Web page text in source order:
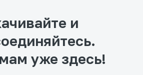
и
уже здесь!